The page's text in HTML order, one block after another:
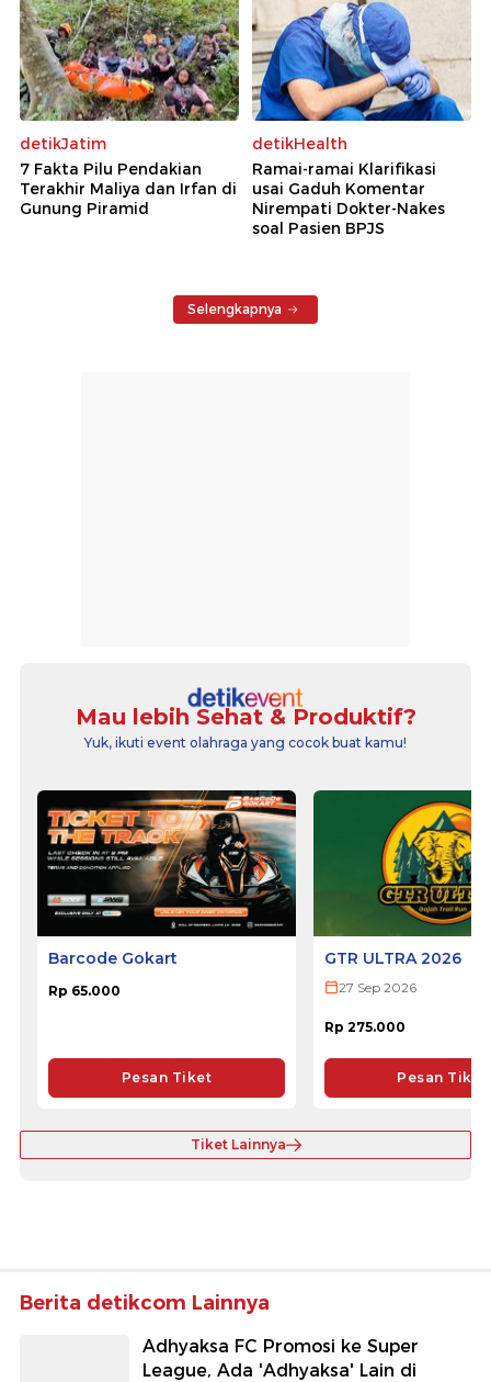
detikJatim
7 Fakta Pilu Pendakian
Terakhir Maliya dan Irfan di
Gunung Piramid
detikHealth
Ramai-ramai Klarifikasi
usai Gaduh Komentar
Nirempati Dokter-Nakes
soal Pasien BPJS
Selengkapnya
Mau lebih Sehat & Produktif?
Yuk, ikuti event olahraga yang cocok buat kamu!
Barcode Gokart
Rp 65.000
Pesan Tiket
GTR ULTRA 2026
27 Sep 2026
Rp 275.000
Pesan Tiket
Tiket Lainnya
Berita detikcom Lainnya
Adhyaksa FC Promosi ke Super
League, Ada 'Adhyaksa' Lain di